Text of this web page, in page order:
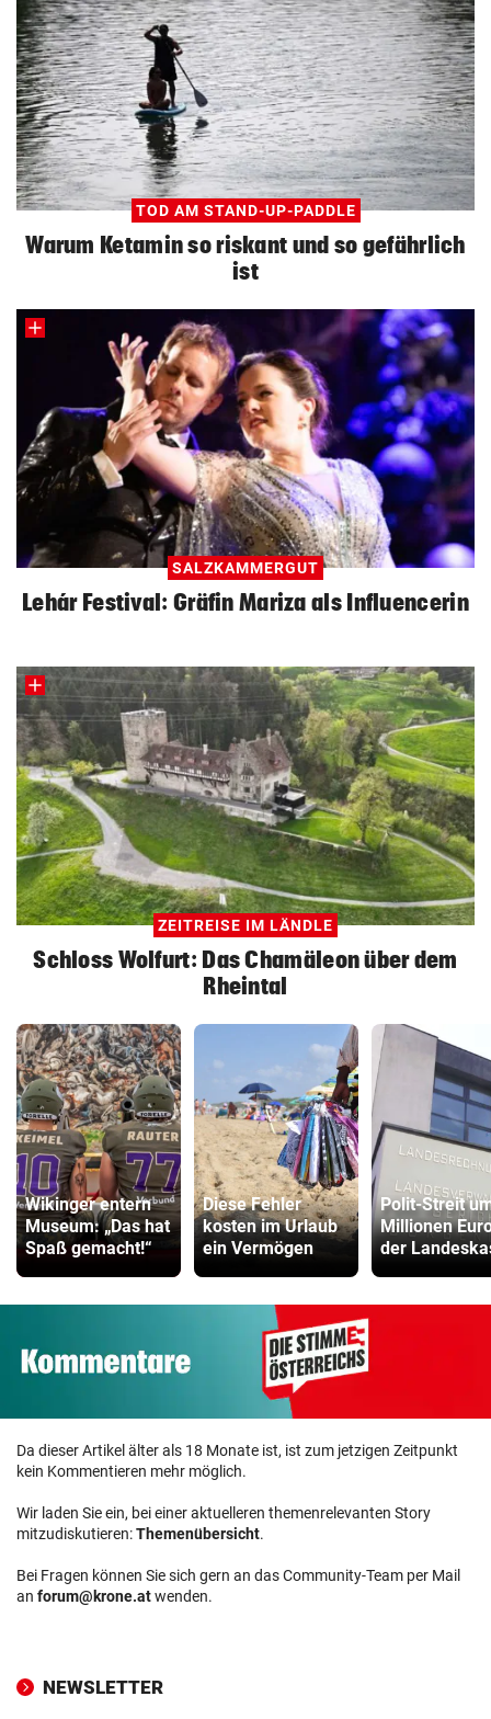
TOD AM STAND-UP-PADDLE
Warum Ketamin so riskant und so gefährlich
ist
SALZKAMMERGUT
Lehár Festival: Gräfin Mariza als Influencerin
ZEITREISE IM LÄNDLE
Schloss Wolfurt: Das Chamäleon über dem
Rheintal
Wikinger entern
Museum: „Das hat
Spaß gemacht!“
Diese Fehler
kosten im Urlaub
ein Vermögen
Polit-Streit
Millionen
der
Da dieser Artikel älter als 18 Monate ist, ist zum jetzigen Zeitpunkt
kein Kommentieren mehr möglich.
Wir laden Sie ein, bei einer aktuelleren themenrelevanten Story
mitzudiskutieren:Themenübersicht.
Bei Fragen können Sie sich gern an das Community-Team per Mail
an forum@krone.atwenden.
NEWSLETTER